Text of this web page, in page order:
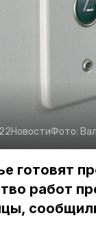
НовостиФото:
готовят
работ